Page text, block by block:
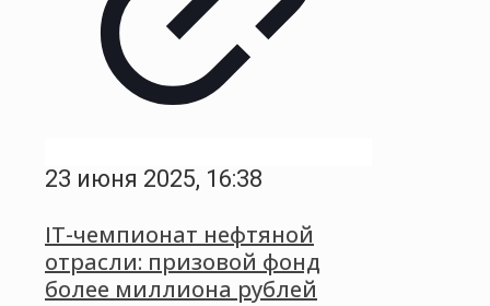
23 июня 2025, 16:38
IT-чемпионат нефтяной
отрасли: призовой фонд
более миллиона рублей